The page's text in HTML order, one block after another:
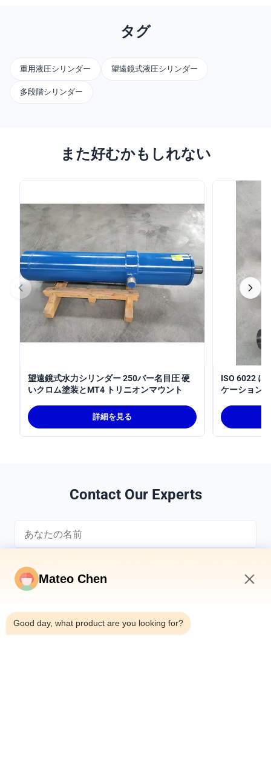
タグ
重用液圧シリンダー 望遠鏡式液圧シリンダー
多段階シリンダー
また好むかもしれない
望遠鏡式水力シリンダー 250バー名目圧 硬
いクロム塗装とMT4 トリニオンマウント
詳細を見る
ISO 6022 に
ケーション
シリンダー
Contact Our Experts
*
Mateo Chen
Good day, what product are you looking for?